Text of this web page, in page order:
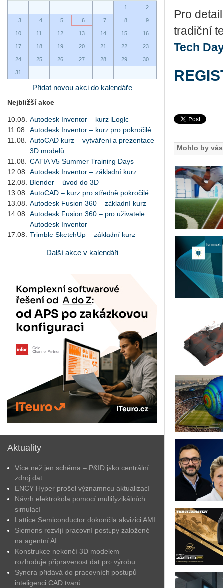
1
2
3 4 5 6 7 8 9
10 11 12 13 14 15 16
17 18 19 20 21 22 23
24 25 26 27 28 29 30
31
Přidat novou akci do kalendáře
Nejbližší akce
10.08.
Autodesk Inventor – kurz iLogic
11.08.
Autodesk Inventor – kurz pro pokročilé
11.08.
AutoCAD kurz – vytváření a prezentace
3D modelů
11.08.
CATIA V5 Summer Training Days
12.08.
Autodesk Inventor – základní kurz
12.08.
Blender – úvod do 3D
13.08.
AutoCAD – kurz pro středně pokročilé
13.08.
Autodesk Fusion 360 – základní kurz
14.08.
Autodesk Fusion 360 – pro uživatele
Autodesk Inventor
17.08.
Trimble SketchUp – základní kurz
Další akce v kalendáři
Aktuality
Více než jen schéma – P&ID jako centrální
zdroj dat
ENCY Hyper prošel významnou aktualizací
Návrh elektrokola pomocí multifyzikálních
simulací
Lattice Semiconductor dokončila akvizici AMI
Siemens rozvíjí pracovní postupy založené
na agentní AI
Konstrukce nekončí 3D modelem –
rozhoduje připravenost dat pro výrobu
Synera přidává do pracovních postupů
inteligenci CAD tvarů
Pro
tra­dič­ní
Tech
Mohlo by